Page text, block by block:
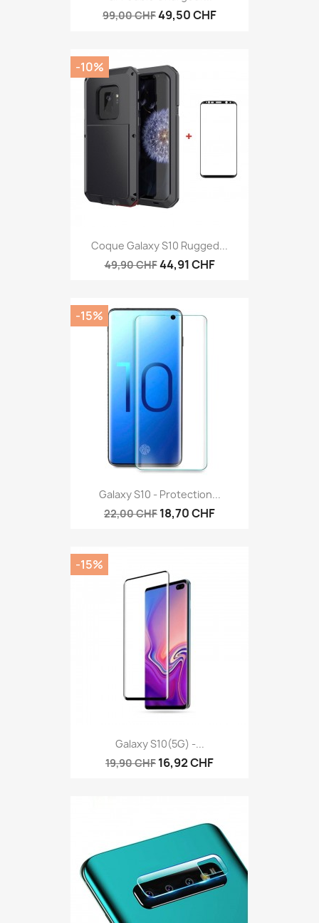
99,00 CHF49,50 CHF
Coque Galaxy S10 Rugged...
49,90 CHF44,91 CHF
-10%
Galaxy S10 - Protection...
22,00 CHF 18,70 CHF
-15%
Galaxy S10(5G) -...
19,90 CHF 16,92 CHF
-15%